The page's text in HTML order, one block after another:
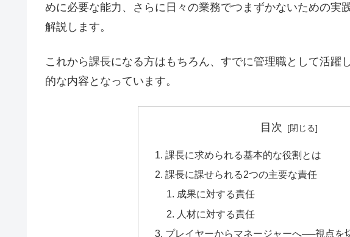
めに必要な能力、さらに日々の業務でつまずかないための実
解説します。
これから課長になる方はもちろん、すでに管理職として活躍
的な内容となっています。
目次
課長に求められる基本的な役割とは
課長に課せられる2つの主要な責任
成果に対する責任
人材に対する責任
プレイヤーからマネージャーへ──視点を